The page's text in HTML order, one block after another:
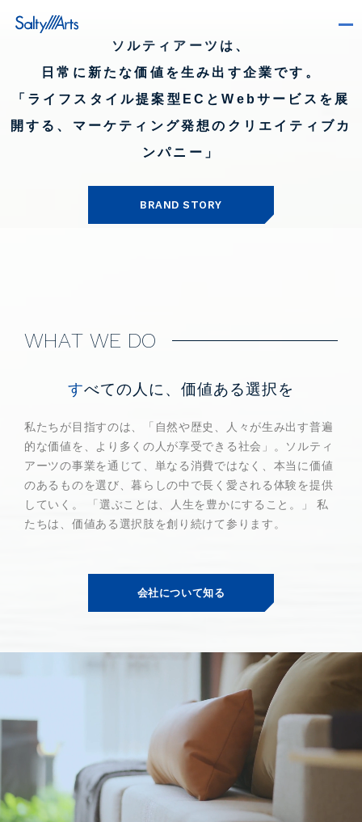
ソルティアーツは、
日常に新たな価値を生み出す企業です。
「ライフスタイル提案型ECとWebサービスを展
開する、マーケティング発想のクリエイティブカ
ンパニー」
BRAND STORY
SALTYARTS
WHAT WE DO
すべての人に、価値ある選択を
私たちが目指すのは、「自然や歴史、人々が生み出す普遍
的な価値を、より多くの人が享受できる社会」。ソルティ
アーツの事業を通じて、単なる消費ではなく、本当に価値
のあるものを選び、暮らしの中で長く愛される体験を提供
していく。 「選ぶことは、人生を豊かにすること。」 私
たちは、価値ある選択肢を創り続けて参ります。
会社について知る